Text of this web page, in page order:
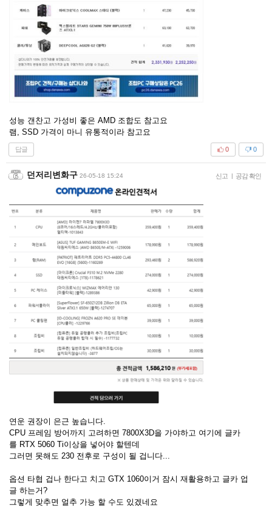
성능 갠찬고 가성비 좋은 AMD 조합도 참고요
램, SSD 가격이 마니 유통적이라 참고요
답글 0
0
던저리변화구 26-05-18 15:24 신고 | 공감 확인
연운 권장이 은근 높습니다.
CPU 프레임 방어까지 고려하면 7800X3D을 가야하고 여기에 글카
를 RTX 5060 Ti이상을 넣어야 할텐데
그러면 못해도 230 전후로 구성이 될 겁니다...
옵션 타협 겁나 한다고 치고 GTX 1060이거 잠시 재활용하고 글카 업
글 하는거?
그렇게 맞추면 얼추 가능 할 수도 있겠네요